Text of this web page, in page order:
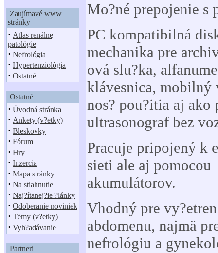
Zaujímavé www
stránky
· Atlas renálnej
patológie
· Nefrológia
· Hypertenziológia
· Ostatné
Ostatné
· Úvodná stránka
· Ankety (v?etky)
· Bleskovky
· Fórum
· Hry
· Inzercia
· Mapa stránky
· Na stiahnutie
· Naj?ítanej?ie ?lánky
· Odoberanie noviniek
· Témy (v?etky)
· Vyh?adávanie
Partneri
Mo?né prepojenie s
PC kompatibilná
mechanika pre
ová slu?ka,
klávesnica, mobilný
nos? pou?itia aj ako
ultrasonograf bez
Pracuje pripojený k
sieti ale aj pomocou
akumulátorov.
Vhodný pre
abdomenu, najmä
nefrológiu a